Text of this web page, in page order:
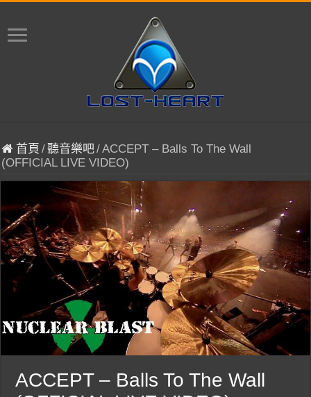
首頁 /聽音樂吧/ACCEPT – Balls To The Wall
(OFFICIAL LIVE VIDEO)
ACCEPT – Balls To The Wall